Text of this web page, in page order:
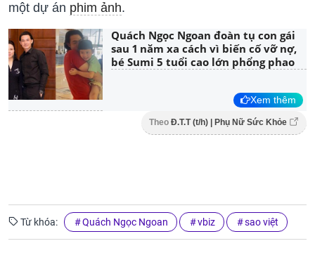
một dự án phim ảnh.
Quách Ngọc Ngoan đoàn tụ con gái
sau 1 năm xa cách vì biến cố vỡ nợ,
bé Sumi 5 tuổi cao lớn phổng phao
Xem thêm
Theo Đ.T.T (t/h) | Phụ Nữ Sức Khỏe
Từ khóa: Quách Ngọc Ngoan vbiz sao việt